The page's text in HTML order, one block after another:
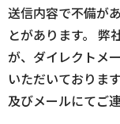
送信内容で不備が
とがあります。 弊
が、ダイレクトメ
いただいておりま
及びメールにてご